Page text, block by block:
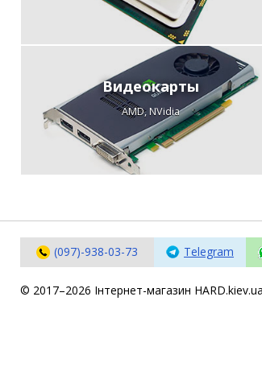
Оперативна пам'ять
SATA диски
NVMe диски
Корпуси
Кошики та салазки для жорстких дисків
Видеокарты
AMD, NVidia
(097)-938-03-73 Telegram
© 2017–2026 Інтернет-магазин HARD.kiev.ua